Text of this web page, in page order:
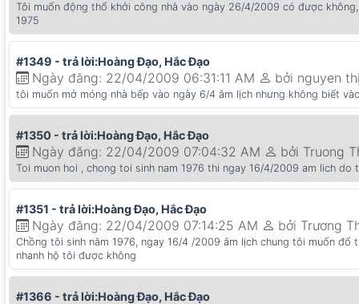
Tôi muốn động thổ khởi công nhà vào ngày 26/4/2009 có được
1975
#1349 - trả lời:Hoàng Đạo, Hắc Đạo
Ngày đăng: 22/04/2009 06:31:11 AM bởi nguyen
tôi muốn mở móng nhà bếp vào ngày 6/4 âm lịch nhưng không biết
#1350 - trả lời:Hoàng Đạo, Hắc Đạo
Ngày đăng: 22/04/2009 07:04:32 AM bởi Truong
Toi muon hoi , chong toi sinh nam 1976 thi ngay 16/4/2009 am lich
#1351 - trả lời:Hoàng Đạo, Hắc Đạo
Ngày đăng: 22/04/2009 07:14:25 AM bởi Trương
Chồng tôi sinh năm 1976, ngay 16/4 /2009 âm lịch chung tôi muốn
nhanh hộ tôi được không
#1366 - trả lời:Hoàng Đạo, Hắc Đạo